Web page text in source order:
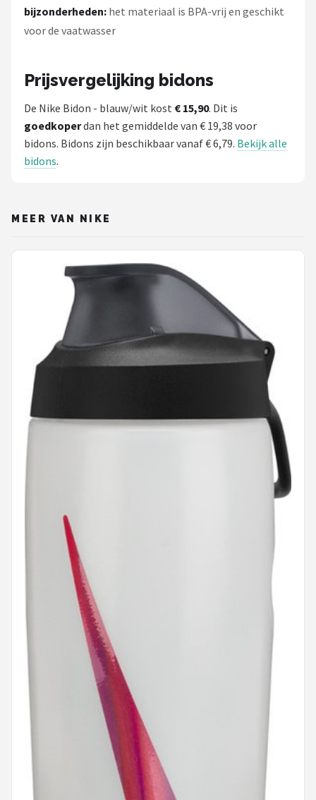
bijzonderheden: het materiaal is BPA-vrij en geschikt
voor de vaatwasser
Prijsvergelijking bidons
De Nike Bidon - blauw/wit kost € 15,90. Dit is
goedkoperdan het gemiddelde van € 19,38 voor
bidons. Bidons zijn beschikbaar vanaf € 6,79. Bekijk alle
bidons.
MEER VAN NIKE